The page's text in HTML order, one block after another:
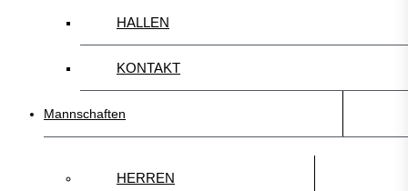
HALLEN
KONTAKT
Mannschaften
HERREN